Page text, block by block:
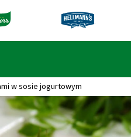
w sosie jogurtowym